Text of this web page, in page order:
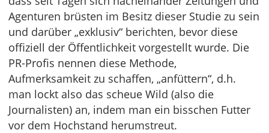
Agenturen brüsten im Besitz dieser Studie zu sein
und darüber „exklusiv“ berichten, bevor diese
offiziell der Öffentlichkeit vorgestellt wurde. Die
PR-Profis nennen diese Methode,
Aufmerksamkeit zu schaffen, „anfüttern“, d.h.
man lockt also das scheue Wild (also die
Journalisten) an, indem man ein bisschen Futter
vor dem Hochstand herumstreut.